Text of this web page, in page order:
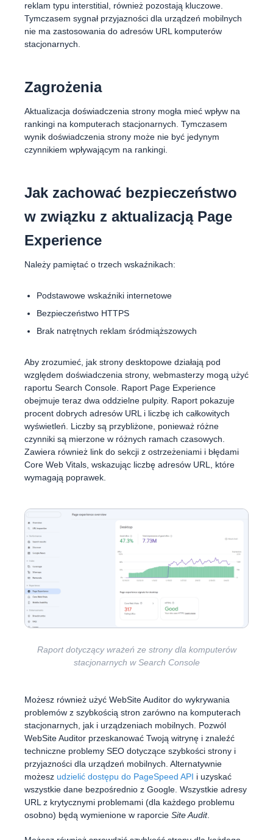
reklam typu interstitial, również pozostają kluczowe.
Tymczasem sygnał przyjazności dla urządzeń mobilnych
nie ma zastosowania do adresów URL komputerów
stacjonarnych.
Zagrożenia
Aktualizacja doświadczenia strony mogła mieć wpływ na
rankingi na komputerach stacjonarnych. Tymczasem
wynik doświadczenia strony może nie być jedynym
czynnikiem wpływającym na rankingi.
Jak zachować bezpieczeństwo
w związku z aktualizacją Page
Experience
Należy pamiętać o trzech wskaźnikach:
Podstawowe wskaźniki internetowe
Bezpieczeństwo HTTPS
Brak natrętnych reklam śródmiąższowych
Aby zrozumieć, jak strony desktopowe działają pod
względem doświadczenia strony, webmasterzy mogą użyć
raportu Search Console. Raport Page Experience
obejmuje teraz dwa oddzielne pulpity. Raport pokazuje
procent dobrych adresów URL i liczbę ich całkowitych
wyświetleń. Liczby są przybliżone, ponieważ różne
czynniki są mierzone w różnych ramach czasowych.
Zawiera również link do sekcji z ostrzeżeniami i błędami
Core Web Vitals, wskazując liczbę adresów URL, które
wymagają poprawek.
Raport dotyczący wrażeń ze strony dla komputerów
stacjonarnych w Search Console
Możesz również użyć WebSite Auditor do wykrywania
problemów z szybkością stron zarówno na komputerach
stacjonarnych, jak i urządzeniach mobilnych. Pozwól
WebSite Auditor przeskanować Twoją witrynę i znaleźć
techniczne problemy SEO dotyczące szybkości strony i
przyjazności dla urządzeń mobilnych. Alternatywnie
możesz udzielić dostępu do PageSpeed API i uzyskać
wszystkie dane bezpośrednio z Google. Wszystkie adresy
URL z krytycznymi problemami (dla każdego problemu
osobno) będą wymienione w raporcie Site Audit.